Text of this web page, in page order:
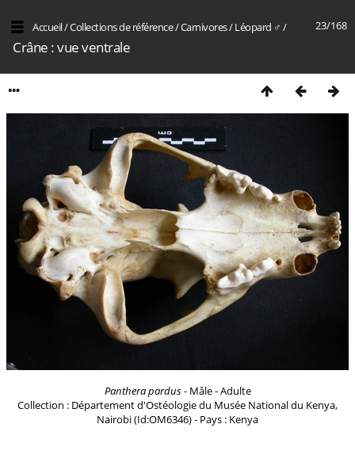
23/168
Accueil/Collections de référence/Carnivores/Léopard ♂ /
Crâne : vue ventrale
Panthera pardus- Mâle - Adulte
Collection : Département d'Ostéologie du Musée National du Kenya,
Nairobi (Id:OM6346) - Pays : Kenya